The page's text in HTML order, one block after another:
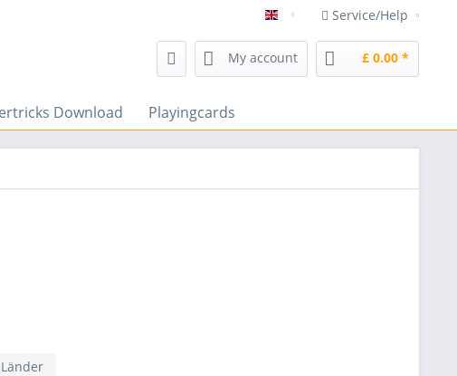
magicshop Frenchdrop
Service/Help
My account £ 0.00 *
Download Playingcards